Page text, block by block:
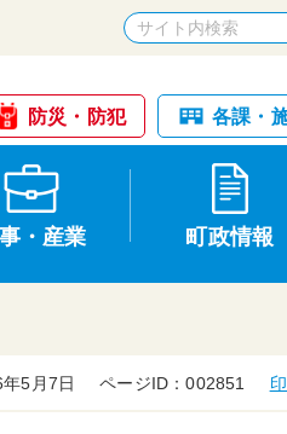
防災・防犯 各課・
・産業 町政情報
5月7日 ページID：002851